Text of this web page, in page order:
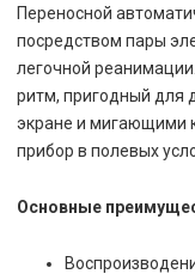
Переносной
посредством пары
легочной
ритм, пригодный для
экране и мигающими
прибор в полевых
Основные